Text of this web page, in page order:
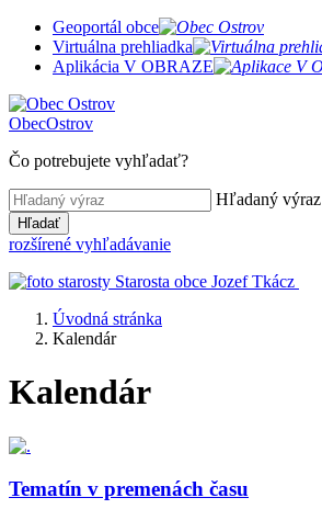
Geoportál obce
Virtuálna prehliadka
Aplikácia V OBRAZE
ObecOstrov
Čo potrebujete vyhľadať?
Hľadaný výraz
Hľadať
rozšírené vyhľadávanie
Starosta obce Jozef Tkácz
Úvodná stránka
Kalendár
Kalendár
Tematín v premenách času